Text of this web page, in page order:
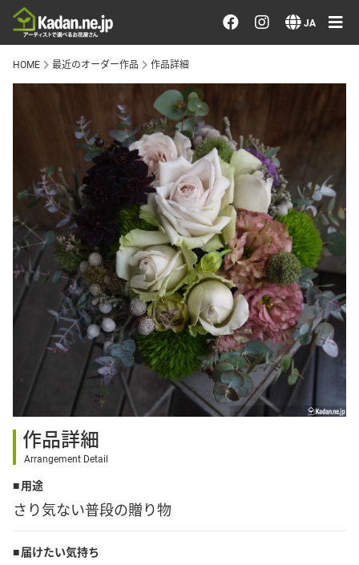
JA
お花を注文する・探す
おまかせ注文
最近のオーダー作品
アーティストで選ぶ
届けたい気持ちで選ぶ
会員メニュー
ログイン
会員登録
その他
注文方法・送料など
HOME 最近のオーダー作品 作品詳細
作品詳細
Arrangement Detail
用途
さり気ない普段の贈り物
届けたい気持ち